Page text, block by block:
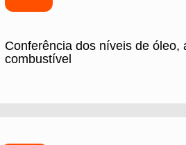
Conferência dos níveis de óleo,
combustível